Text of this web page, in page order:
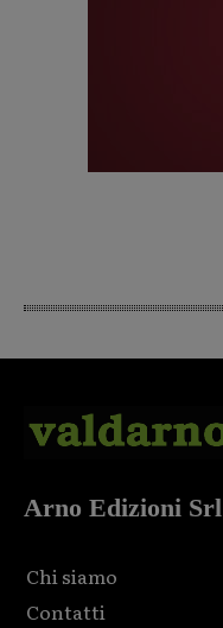
Arno Edizioni Srl
Chi siamo
Contatti